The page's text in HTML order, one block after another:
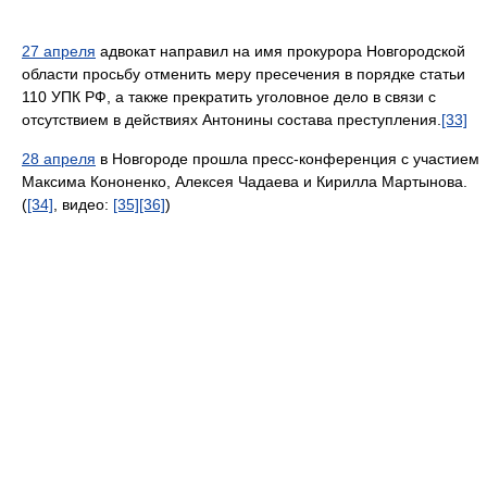
27 апреля адвокат направил на имя прокурора Новгородской
области просьбу отменить меру пресечения в порядке статьи
110 УПК РФ, а также прекратить уголовное дело в связи с
отсутствием в действиях Антонины состава преступления. [33]
28 апреля в Новгороде прошла пресс-конференция с участием
Максима Кононенко, Алексея Чадаева и Кирилла Мартынова.
([34] , видео: [35][36])